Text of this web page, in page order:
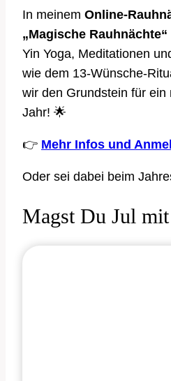
In meinem Online-
„Magische Rauhnächte“
Yin Yoga, Meditationen
wie dem 13-Wünsche-
wir den Grundstein für ein
Jahr! 🌟
👉 Mehr Infos und
Oder sei dabei beim
Magst Du Jul